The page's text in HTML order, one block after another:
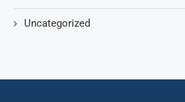
Uncategorized